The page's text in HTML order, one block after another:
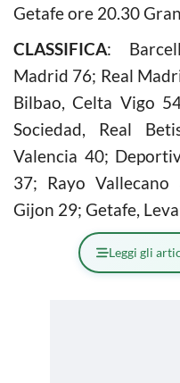
Getafe ore 20.30
CLASSIFICA:
Madrid 76; Real
Bilbao, Celta Vigo
Sociedad, Real
Valencia 40;
37; Rayo
Gijon 29; Getafe,
Leggi gli